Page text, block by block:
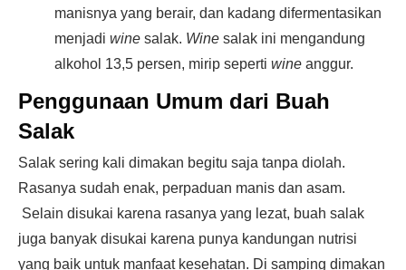
manisnya yang berair, dan kadang difermentasikan
menjadi wine salak. Wine salak ini mengandung
alkohol 13,5 persen, mirip seperti wine anggur.
Penggunaan Umum dari Buah
Salak
Salak sering kali dimakan begitu saja tanpa diolah.
Rasanya sudah enak, perpaduan manis dan asam.
Selain disukai karena rasanya yang lezat, buah salak
juga banyak disukai karena punya kandungan nutrisi
yang baik untuk manfaat kesehatan. Di samping dimakan